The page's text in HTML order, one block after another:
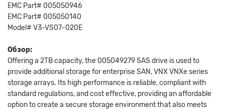
EMC Part# 005050946
EMC Part# 005050140
Model# V3-VS07-020E
Обзор:
Offering a 2TB capacity, the 005049279 SAS drive is used to
provide additional storage for enterprise SAN, VNX VNXe series
storage arrays. Its high performance is reliable, compliant with
standard regulations, and cost effective, providing an affordable
option to create a secure storage environment that also meets